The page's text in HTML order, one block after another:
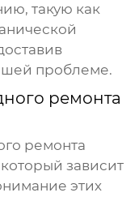
такую как
проблеме.
ремонта
ремонта
зависит
этих